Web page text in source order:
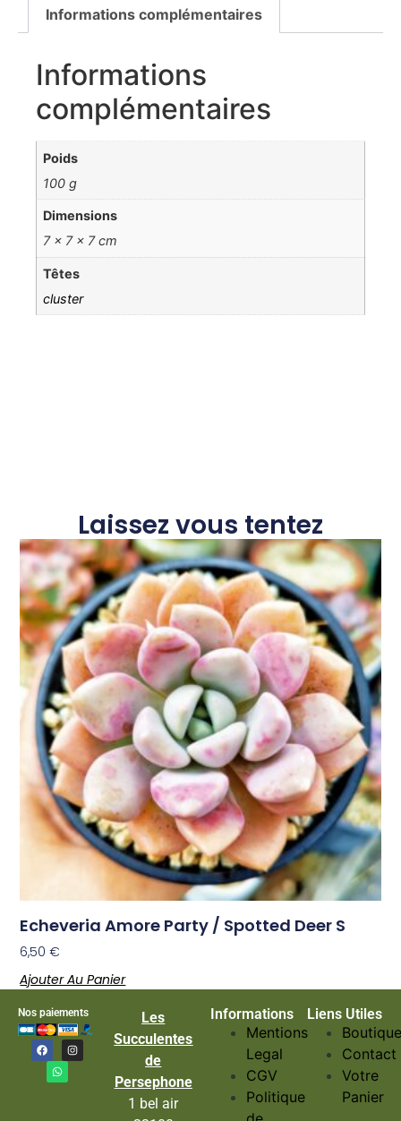
Informations complémentaires
Informations
complémentaires
Poids
100 g
Dimensions
7 × 7 × 7 cm
Têtes
cluster
Laissez vous tentez
Echeveria Amore Party / Spotted Deer S
6,50€
Ajouter Au Panier
Nos paiements
Les
Succulentes
de
Persephone
1 bel air
Informations
Mentions
Legal
CGV
Politique
Liens Utiles
Contact
Votre
Panier